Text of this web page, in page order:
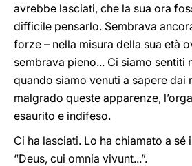
avrebbe lasciati, che la sua ora
difficile pensarlo. Sembrava
forze – nella misura della sua età
sembrava pieno... Ci siamo sentiti
quando siamo venuti a sapere dai
malgrado queste apparenze,
esaurito e indifeso.
Ci ha lasciati. Lo ha chiamato a sé
“Deus, cui omnia vivunt...”.